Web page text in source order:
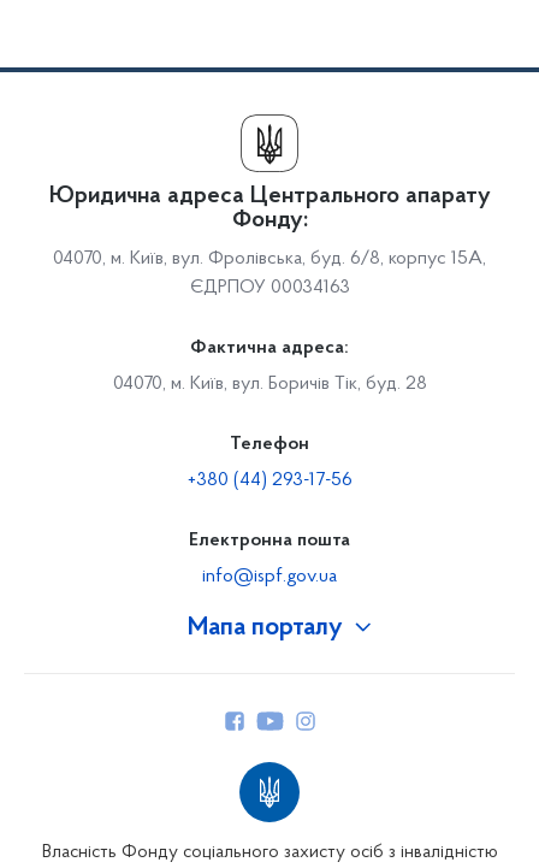
Мапа порталу
Юридична адреса Центрального апарату
Фонду:
04070, м. Київ, вул. Фролівська, буд. 6/8, корпус 15А,
ЄДРПОУ 00034163
Фактична адреса:
04070, м. Київ, вул. Боричів Тік, буд. 28
Телефон
+380 (44) 293-17-56
Електронна пошта
info@ispf.gov.ua
Власність Фонду соціального захисту осіб з інвалідністю